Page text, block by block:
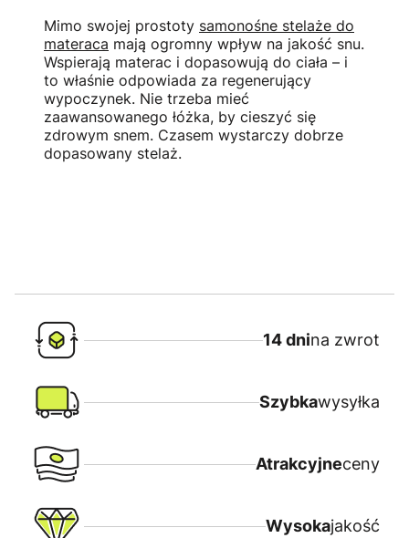
Mimo swojej prostoty samonośne stelaże do
materaca mają ogromny wpływ na jakość snu.
Wspierają materac i dopasowują do ciała – i
to właśnie odpowiada za regenerujący
wypoczynek. Nie trzeba mieć
zaawansowanego łóżka, by cieszyć się
zdrowym snem. Czasem wystarczy dobrze
dopasowany stelaż.
14 dnina zwrot
Szybkawysyłka
Atrakcyjneceny
Wysokajakość